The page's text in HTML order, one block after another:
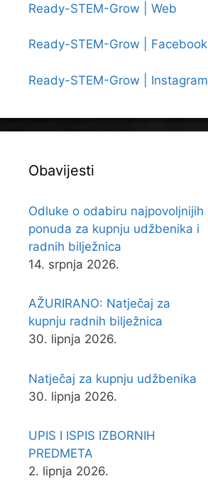
Ready-STEM-Grow | Web
Ready-STEM-Grow | Facebook
Ready-STEM-Grow | Instagram
Obavijesti
Odluke o odabiru najpovoljnijih
ponuda za kupnju udžbenika i
radnih bilježnica
14. srpnja 2026.
AŽURIRANO: Natječaj za
kupnju radnih bilježnica
30. lipnja 2026.
Natječaj za kupnju udžbenika
30. lipnja 2026.
UPIS I ISPIS IZBORNIH
PREDMETA
2. lipnja 2026.